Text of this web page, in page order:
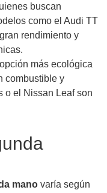
buscan
como el Audi TT
rendimiento y
más ecológica
combustible y
o el Nissan Leaf son
mano varía según